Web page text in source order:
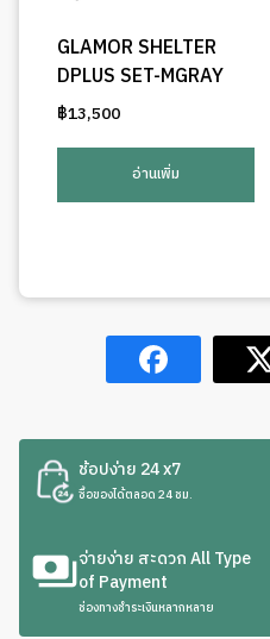
GLAMOR SHELTER
DPLUS SET-MGRAY
฿13,500
อ่านเพิ่ม
ช้อปง่าย 24 x7
ซื้อของได้ตลอด 24 ชม.
จ่ายง่าย สะดวก All Type
of Payment
ช่องทางชำระเงินหลากหลาย